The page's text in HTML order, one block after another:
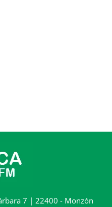
7 | 22400 - Monzón